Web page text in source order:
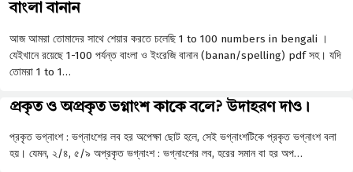
বাংলা বানান
আজ আমরা তোমাদের সাথে শেয়ার করতে চলেছি 1 to 100 numbers in bengali ।
যেইখানে রয়েছে 1-100 পর্যন্ত বাংলা ও ইংরেজি বানান (banan/spelling) pdf সহ। যদি
তোমরা 1 to 1…
প্রকৃত ও অপ্রকৃত ভগ্নাংশ কাকে বলে? উদাহরণ দাও।
প্রকৃত ভগ্নাংশ : ভগ্নাংশের লব হর অপেক্ষা ছােট হলে, সেই ভগ্নাংশটিকে প্রকৃত ভগ্নাংশ বলা
হয়। যেমন, ২/৪, ৫/৯ অপ্রকৃত ভগ্নাংশ : ভগ্নাংশের লব, হরের সমান বা হর অপ…